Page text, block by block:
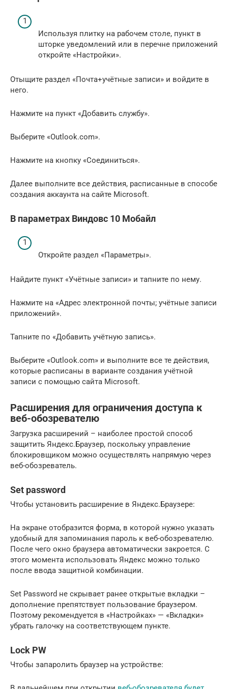
Используя плитку на рабочем столе, пункт в
шторке уведомлений или в перечне приложений
откройте «Настройки».
Отыщите раздел «Почта+учётные записи» и войдите в
него.
Нажмите на пункт «Добавить службу».
Выберите «Outlook.com».
Нажмите на кнопку «Соединиться».
Далее выполните все действия, расписанные в способе
создания аккаунта на сайте Microsoft.
В параметрах Виндовс 10 Мобайл
Откройте раздел «Параметры».
Найдите пункт «Учётные записи» и тапните по нему.
Нажмите на «Адрес электронной почты; учётные записи
приложений».
Тапните по «Добавить учётную запись».
Выберите «Outlook.com» и выполните все те действия,
которые расписаны в варианте создания учётной
записи с помощью сайта Microsoft.
Расширения для ограничения доступа к
веб-обозревателю
Загрузка расширений – наиболее простой способ
защитить Яндекс.Браузер, поскольку управление
блокировщиком можно осуществлять напрямую через
веб-обозреватель.
Set password
Чтобы установить расширение в Яндекс.Браузере:
На экране отобразится форма, в которой нужно указать
удобный для запоминания пароль к веб-обозревателю.
После чего окно браузера автоматически закроется. С
этого момента использовать Яндекс можно только
после ввода защитной комбинации.
Set Password не скрывает ранее открытые вкладки –
дополнение препятствует пользование браузером.
Поэтому рекомендуется в «Настройках» — «Вкладки»
убрать галочку на соответствующем пункте.
Lock PW
Чтобы запаролить браузер на устройстве: